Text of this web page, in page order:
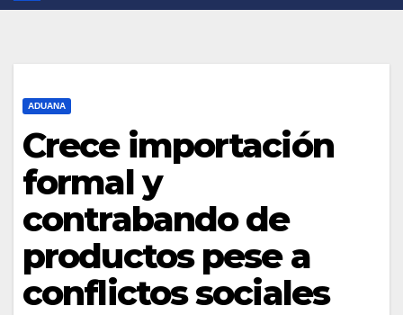
ADUANA
Crece importación
formal y
contrabando de
productos pese a
conflictos sociales